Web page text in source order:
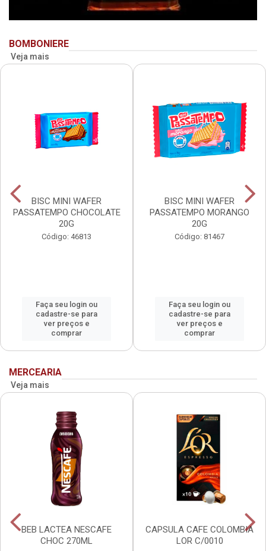
BOMBONIERE
Veja mais
BISC MINI WAFER
PASSATEMPO CHOCOLATE
20G
Código: 46813
Faça seu login ou
cadastre-se para
ver preços e
comprar
BISC MINI WAFER
PASSATEMPO MORANGO
20G
Código: 81467
Faça seu login ou
cadastre-se para
ver preços e
comprar
MERCEARIA
Veja mais
BEB LACTEA NESCAFE
CHOC 270ML
CAPSULA CAFE COLOMBIA
LOR C/0010